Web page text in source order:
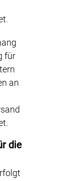
für
an
die